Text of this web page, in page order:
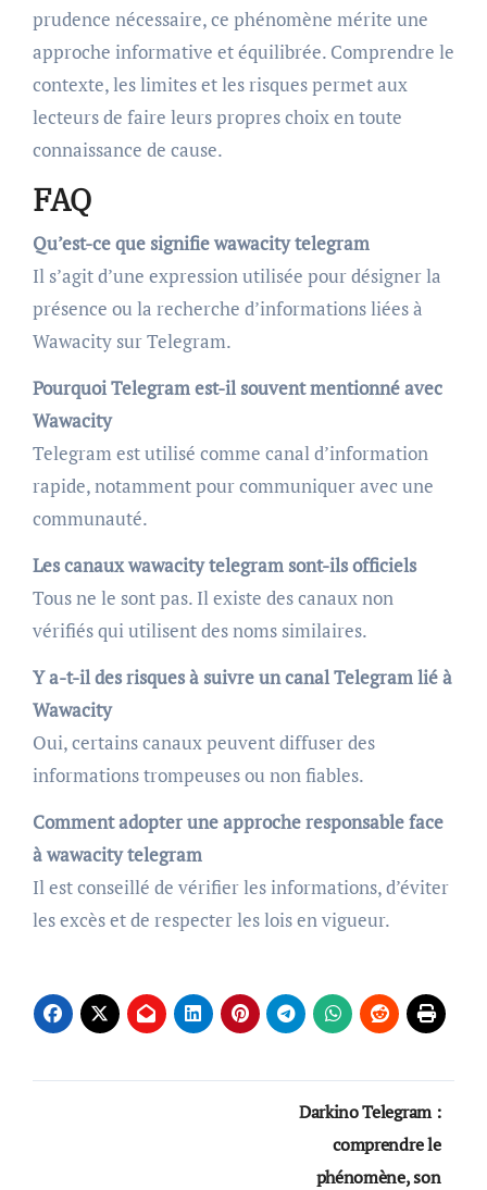
prudence nécessaire, ce phénomène mérite une
approche informative et équilibrée. Comprendre le
contexte, les limites et les risques permet aux
lecteurs de faire leurs propres choix en toute
connaissance de cause.
FAQ
Qu’est-ce que signifie wawacity telegram
Il s’agit d’une expression utilisée pour désigner la
présence ou la recherche d’informations liées à
Wawacity sur Telegram.
Pourquoi Telegram est-il souvent mentionné avec
Wawacity
Telegram est utilisé comme canal d’information
rapide, notamment pour communiquer avec une
communauté.
Les canaux wawacity telegram sont-ils officiels
Tous ne le sont pas. Il existe des canaux non
vérifiés qui utilisent des noms similaires.
Y a-t-il des risques à suivre un canal Telegram lié à
Wawacity
Oui, certains canaux peuvent diffuser des
informations trompeuses ou non fiables.
Comment adopter une approche responsable face
à wawacity telegram
Il est conseillé de vérifier les informations, d’éviter
les excès et de respecter les lois en vigueur.
Darkino Telegram :
comprendre le
phénomène, son